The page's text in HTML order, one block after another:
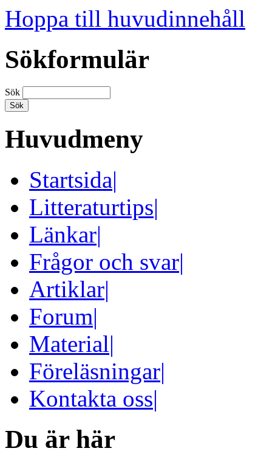
Hoppa till huvudinnehåll
Sökformulär
Sök
Huvudmeny
Startsida|
Litteraturtips|
Länkar|
Frågor och svar|
Artiklar|
Forum|
Material|
Föreläsningar|
Kontakta oss|
Du är här